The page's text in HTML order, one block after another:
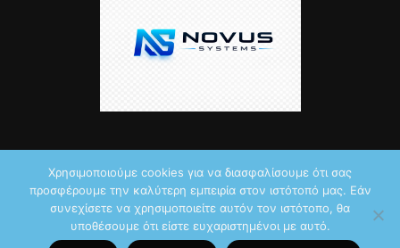
© 2026 by iTechNews.gr
Maddoctor dreamed it, Unpackman made it reality,Novus Systems
Χρησιμοποιούμε cookies για να διασφαλίσουμε ότι σας
προσφέρουμε την καλύτερη εμπειρία στον ιστότοπό μας. Εάν
συνεχίσετε να χρησιμοποιείτε αυτόν τον ιστότοπο, θα
υποθέσουμε ότι είστε ευχαριστημένοι με αυτό.